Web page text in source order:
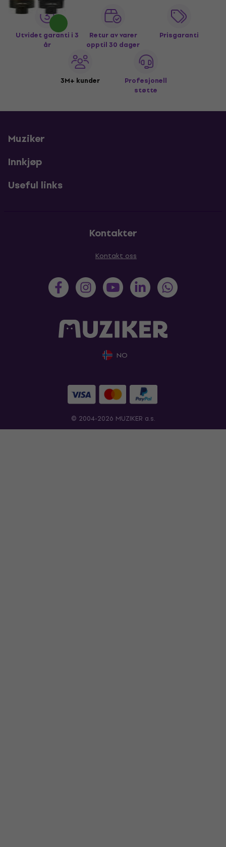
Utvidet garanti i 3
år
Retur av varer
opptil 30 dager
Prisgaranti
3M+ kunder
Profesjonell
støtte
Muziker
Innkjøp
Useful links
Kontakter
Kontakt oss
NO
© 2004-2026 MUZIKER a.s.